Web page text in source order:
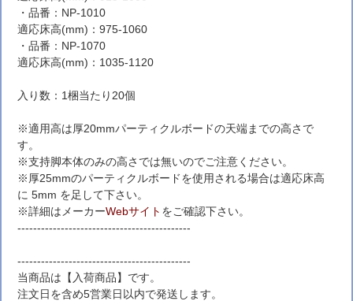
・品番：NP-1010
適応床高(mm)：975-1060
・品番：NP-1070
適応床高(mm)：1035-1120
入り数：1梱当たり20個
※適用高は厚20mmパーティクルボードの天端までの高さで
す。
※支持脚本体のみの高さでは無いのでご注意ください。
※厚25mmのパーティクルボードを使用される場合は適応床高
に 5mm を足して下さい。
※詳細はメーカーWebサイト をご確認下さい。
--------------------------------------------
--------------------------------------------
当商品は【入荷商品】です。
注文日を含め5営業日以内で発送します。